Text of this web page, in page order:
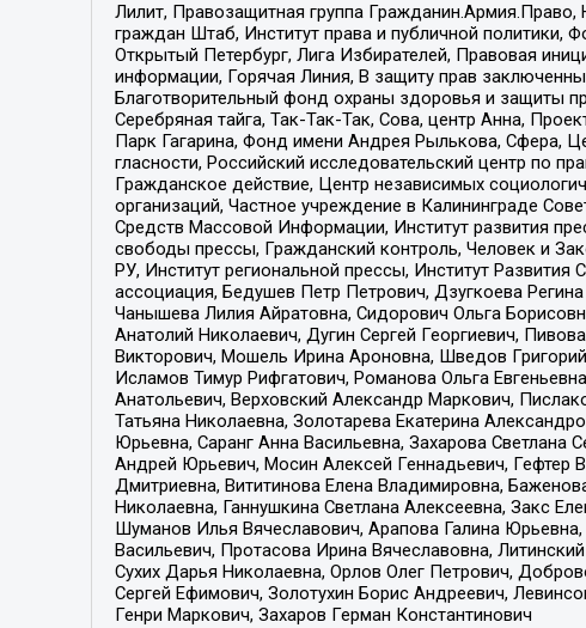
Лилит, Правозащитная группа
граждан Штаб, Институт права и публичной
Открытый Петербург, Лига Избирателей, Правовая
информации, Горячая Линия, В защиту прав
Благотворительный фонд охраны здоровья и защиты
Серебряная тайга, Так-Так-Так, Сова, центр Анна,
Парк Гагарина, Фонд имени Андрея Рылькова, Сфера,
гласности, Российский исследовательский центр по
Гражданское действие, Центр независимых
организаций, Частное учреждение в Калининграде
Средств Массовой Информации, Институт развития
свободы прессы, Гражданский контроль, Человек и
РУ, Институт региональной прессы, Институт
ассоциация, Бедушев Петр Петрович, Дзугкоева
Чанышева Лилия Айратовна, Сидорович Ольга
Анатолий Николаевич, Дугин Сергей Георгиевич,
Викторович, Мошель Ирина Ароновна, Шведов
Исламов Тимур Рифгатович, Романова Ольга
Анатольевич, Верховский Александр Маркович,
Татьяна Николаевна, Золотарева Екатерина
Юрьевна, Саранг Анна Васильевна, Захарова
Андрей Юрьевич, Мосин Алексей Геннадьевич, Гефтер
Дмитриевна, Вититинова Елена Владимировна,
Николаевна, Ганнушкина Светлана Алексеевна, Закс
Шуманов Илья Вячеславович, Арапова Галина
Васильевич, Протасова Ирина Вячеславовна,
Сухих Дарья Николаевна, Орлов Олег Петрович,
Сергей Ефимович, Золотухин Борис Андреевич,
Генри Маркович, Захаров Герман Константинович